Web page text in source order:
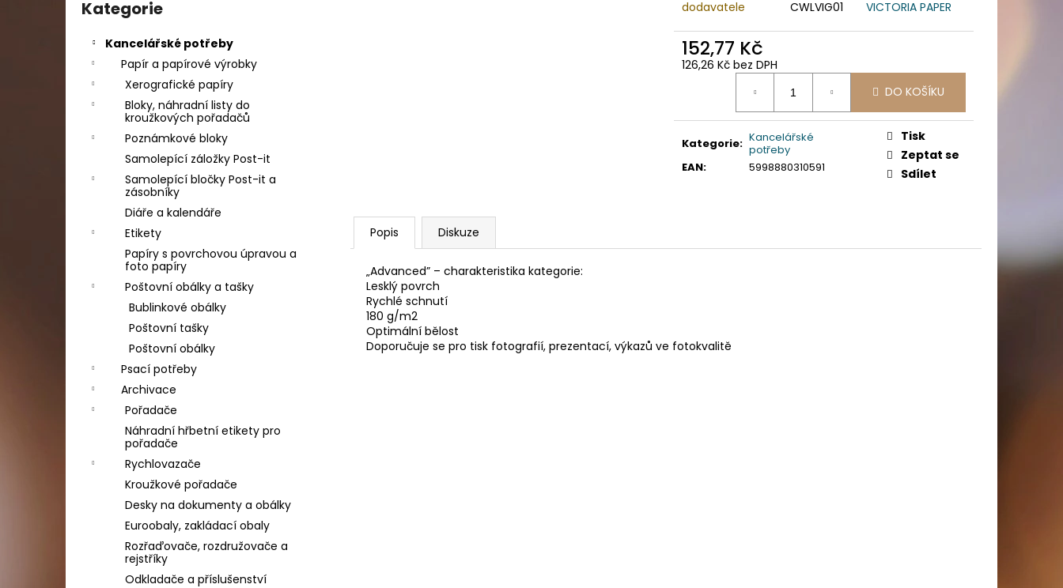
kategorie
Kategorie
Kancelářské potřeby
Papír a papírové výrobky
Xerografické papíry
Bloky, náhradní listy do
kroužkových pořadačů
Poznámkové bloky
Samolepící záložky Post-it
Samolepící bločky Post-it a
zásobníky
Diáře a kalendáře
Etikety
Papíry s povrchovou úpravou a
foto papíry
Poštovní obálky a tašky
Bublinkové obálky
Poštovní tašky
Poštovní obálky
Psací potřeby
Archivace
Pořadače
Náhradní hřbetní etikety pro
pořadače
Rychlovazače
Kroužkové pořadače
Desky na dokumenty a obálky
Euroobaly, zakládací obaly
Rozřaďovače, rozdružovače a
rejstříky
Odkladače a příslušenství
dodavatele
CWLVIG01
VICTORIA PAPER
152,77 Kč
126,26 Kč bez DPH
DO KOŠÍKU
Kategorie: Kancelářské
potřeby
EAN: 5998880310591
Tisk
Zeptat se
Sdílet
Popis Diskuze
„Advanced” – charakteristika kategorie:
Lesklý povrch
Rychlé schnutí
180 g/m2
Optimální bělost
Doporučuje se pro tisk fotografií, prezentací, výkazů ve fotokvalitě
SADA SQUEEGEE ART VČETNĚ
DĚTSKÝCH BAREV KIDS ART ARTISTS,
349 Kč
ETIKETA, 70X37 MM, 240 KS/ BAL.